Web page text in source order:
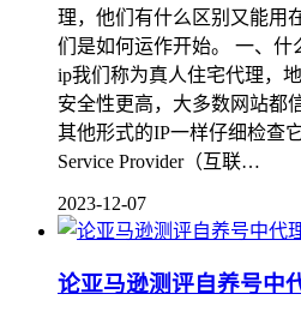
理，他们有什么区别又能用
们是如何运作开始。 一、什
ip我们称为真人住宅代理，
安全性更高，大多数网站都
其他形式的IP一样仔细检查
Service Provider（互联…
2023-12-07
论亚马逊测评自养号中